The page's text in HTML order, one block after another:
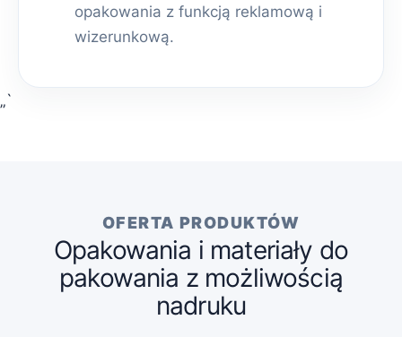
opakowania z funkcją reklamową i
wizerunkową.
„`
OFERTA PRODUKTÓW
Opakowania i materiały do
pakowania z możliwością
nadruku